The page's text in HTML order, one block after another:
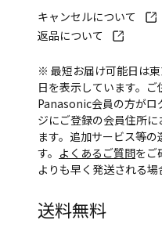
キャンセルについて
返品について
※ 最短お届け可能日は
日を表示しています。
Panasonic会員の方がロ
ジにご登録の会員住所
ます。追加サービス等
す。 よくあるご質問をご
よりも早く発送される場
送料無料